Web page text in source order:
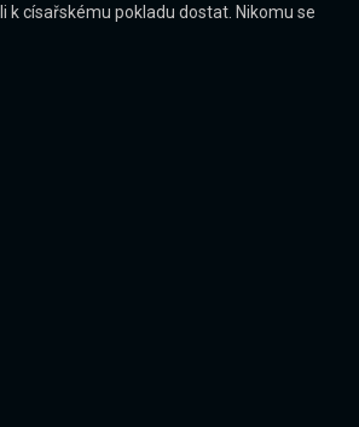
k císařskému pokladu dostat. Nikomu se